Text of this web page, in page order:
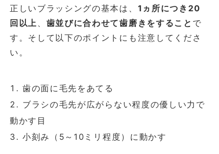
正しいブラッシングの基本は、 1ヵ所につき20
回以上 、 歯並びに合わせて歯磨きをすること で
す。そして以下のポイントにも注意してくださ
い。
歯の面に毛先をあてる
ブラシの毛先が広がらない程度の優しい力で
動かす目
小刻み（5～10ミリ程度）に動かす